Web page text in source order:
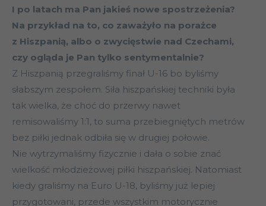
I po latach ma Pan jakieś nowe spostrzeżenia?
Na przykład na to, co zaważyło na porażce
z Hiszpanią, albo o zwycięstwie nad Czechami,
czy ogląda je Pan tylko sentymentalnie?
Z Hiszpanią przegraliśmy finał U-16 bo byliśmy
słabszym zespołem. Siła hiszpańskiej techniki była
tak wielka, że choć do przerwy nawet
remisowaliśmy 1:1, to suma przebiegniętych metrów
bez piłki jednak odbiła się w drugiej połowie.
Nie wytrzymaliśmy fizycznie i dała o sobie znać
wielkość młodzieżowej piłki hiszpańskiej. Natomiast
kiedy graliśmy na Euro U-18, byliśmy już lepiej
przygotowani, przede wszystkim motorycznie